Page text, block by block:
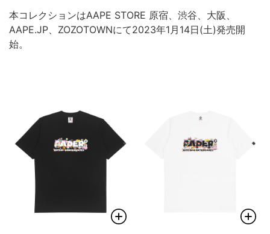
本コレクションはAAPE STORE 原宿、渋谷、大阪、
AAPE.JP、ZOZOTOWNにて2023年1月14日(土)発売開
始。